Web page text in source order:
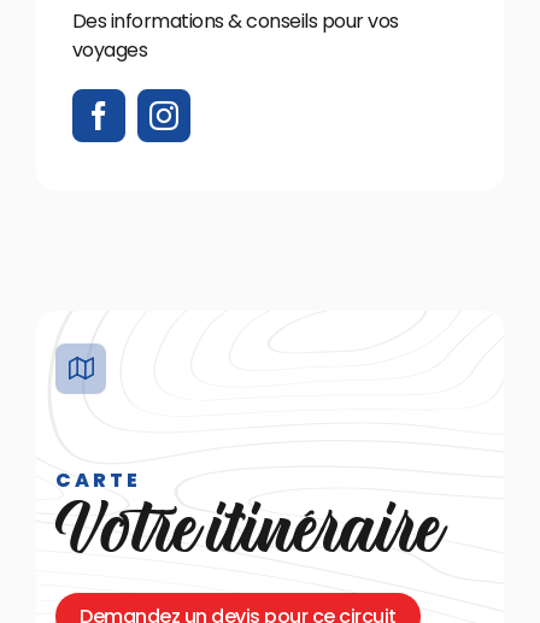
Des informations & conseils pour vos
voyages
CARTE
Votre itinéraire
Demandez un devis pour ce circuit